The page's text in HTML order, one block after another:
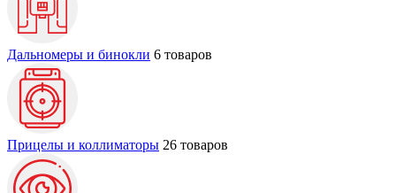
Дальномеры и бинокли 6 товаров
Прицелы и коллиматоры 26 товаров